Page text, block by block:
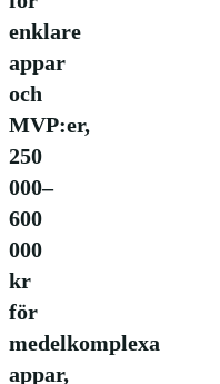
enklare
appar
och
MVP:er,
250
000–
600
000
kr
för
medelkomplexa
appar,